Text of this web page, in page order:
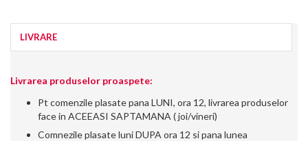
LIVRARE
Livrarea produselor proaspete:
Pt comenzile plasate pana LUNI, ora 12, livrarea produselor
face in ACEEASI SAPTAMANA ( joi/vineri)
Comnezile plasate luni DUPA ora 12 si pana lunea